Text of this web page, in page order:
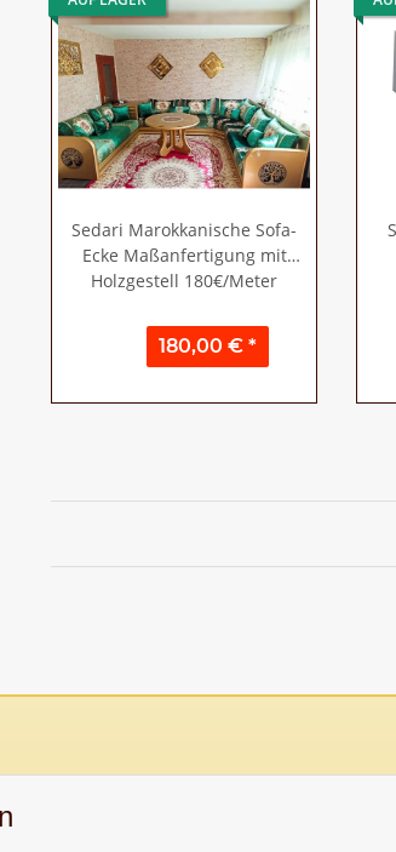
Sedari Marokkanische Sofa-
Ecke Maßanfertigung mit
Holzgestell 180€/Meter
180,00 € *